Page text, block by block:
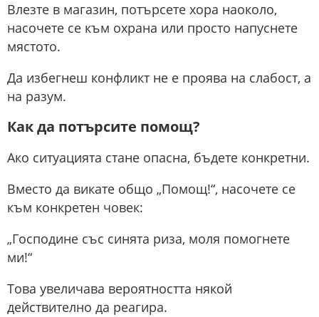
Влезте в магазин, потърсете хора наоколо,
насочете се към охрана или просто напуснете
мястото.
Да избегнеш конфликт не е проява на слабост, а
на разум.
Как да потърсите помощ?
Ако ситуацията стане опасна, бъдете конкретни.
Вместо да викате общо „Помощ!“, насочете се
към конкретен човек:
„Господине със синята риза, моля помогнете
ми!“
Това увеличава вероятността някой
действително да реагира.